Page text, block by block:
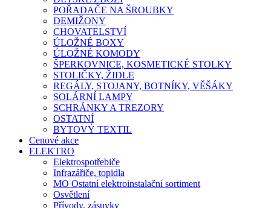
POŘADAČE NA ŠROUBKY
DEMIŽONY
CHOVATELSTVÍ
ÚLOŽNÉ BOXY
ÚLOŽNÉ KOMODY
ŠPERKOVNICE, KOSMETICKÉ STOLKY
STOLIČKY, ŽIDLE
REGÁLY, STOJANY, BOTNÍKY, VĚŠÁKY
SOLÁRNÍ LAMPY
SCHRÁNKY A TREZORY
OSTATNÍ
BYTOVÝ TEXTIL
Cenové akce
ELEKTRO
Elektrospotřebiče
Infrazářiče, topidla
MO Ostatní elektroinstalační sortiment
Osvětlení
Přívody, zásuvky